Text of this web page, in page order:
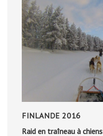
FINLANDE 2016
Raid en traîneau à chiens